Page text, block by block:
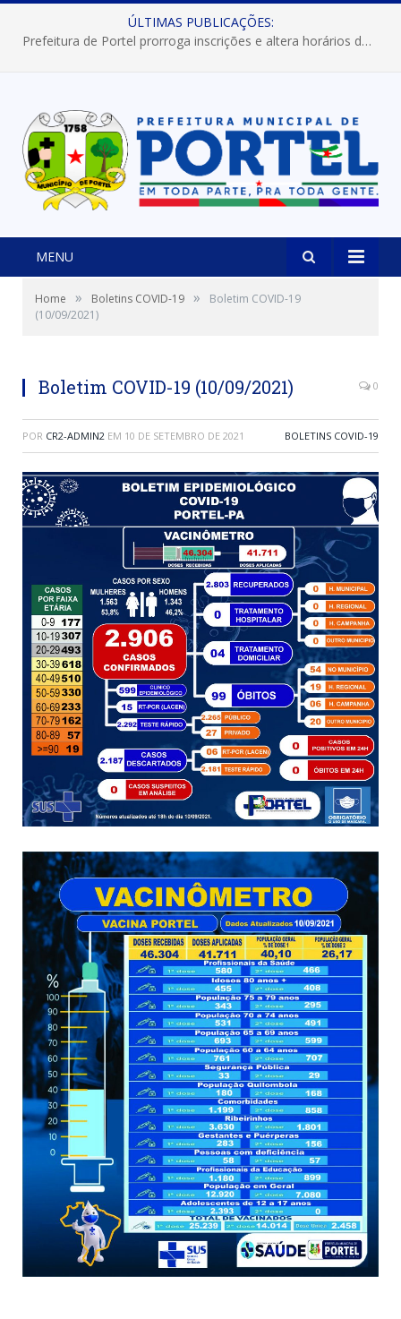
ÚLTIMAS PUBLICAÇÕES:
Prefeitura de Portel abre inscrições para concursos que elegerão os destaques do Verão 2026
MENU
Home » Boletins COVID-19 »
Boletim COVID-19
(10/09/2021)
Boletim COVID-19 (10/09/2021) 0
POR CR2-ADMIN2 EM 10 DE SETEMBRO DE 2021 BOLETINS COVID-19